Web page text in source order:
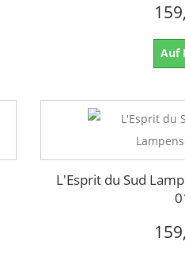
Auf
L'Esprit du Sud